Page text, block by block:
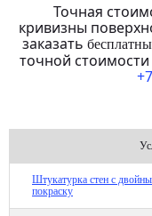
Точная
кривизны
заказать
точной
Штукатурка стен с
покраску